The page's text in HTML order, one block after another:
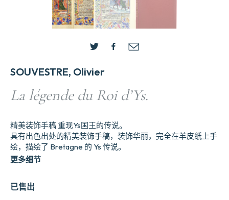
SOUVESTRE, Olivier
La légende du Roi d’Ys.
已售出
精美装饰手稿 重现Ys国王的传说。
具有出色出处的精美装饰手稿，装饰华丽，完全在羊皮纸上手
绘，描绘了 Bretagne 的 Ys 传说。
更多细节